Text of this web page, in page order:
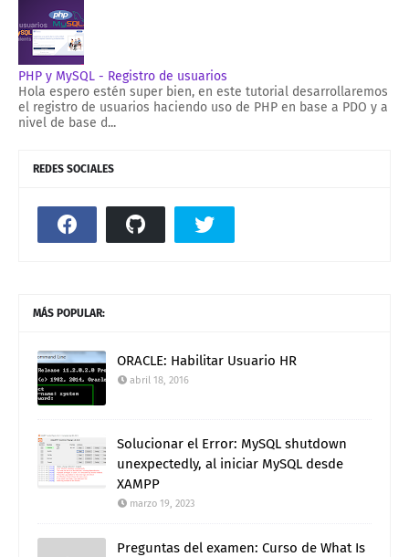
PHP y MySQL - Registro de usuarios
Hola espero estén super bien, en este tutorial desarrollaremos
el registro de usuarios haciendo uso de PHP en base a PDO y a
nivel de base d...
REDES SOCIALES
MÁS POPULAR:
ORACLE: Habilitar Usuario HR
abril 18, 2016
Solucionar el Error: MySQL shutdown
unexpectedly, al iniciar MySQL desde
XAMPP
marzo 19, 2023
Preguntas del examen: Curso de What Is